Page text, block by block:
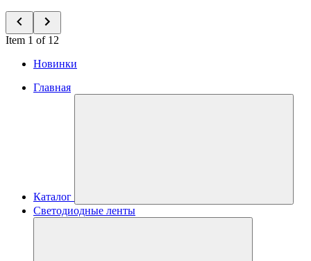
Item 1 of 12
Новинки
Главная
Каталог
Светодиодные ленты